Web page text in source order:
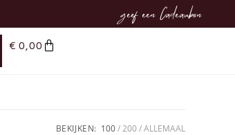
geef een Cadeaubon
€ 0,00
BEKIJKEN: 100 200 ALLEMAAL